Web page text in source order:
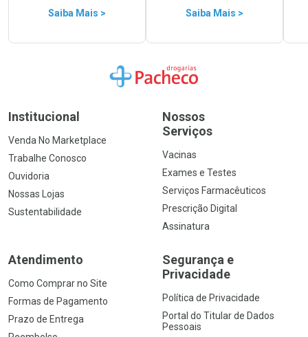
Saiba Mais > Saiba Mais >
Ir para a Home
Institucional
Venda No Marketplace
Trabalhe Conosco
Ouvidoria
Nossas Lojas
Sustentabilidade
Nossos
Serviços
Vacinas
Exames e Testes
Serviços Farmacêuticos
Prescrição Digital
Assinatura
Atendimento
Como Comprar no Site
Formas de Pagamento
Prazo de Entrega
Segurança e
Privacidade
Política de Privacidade
Portal do Titular de Dados
Pessoais